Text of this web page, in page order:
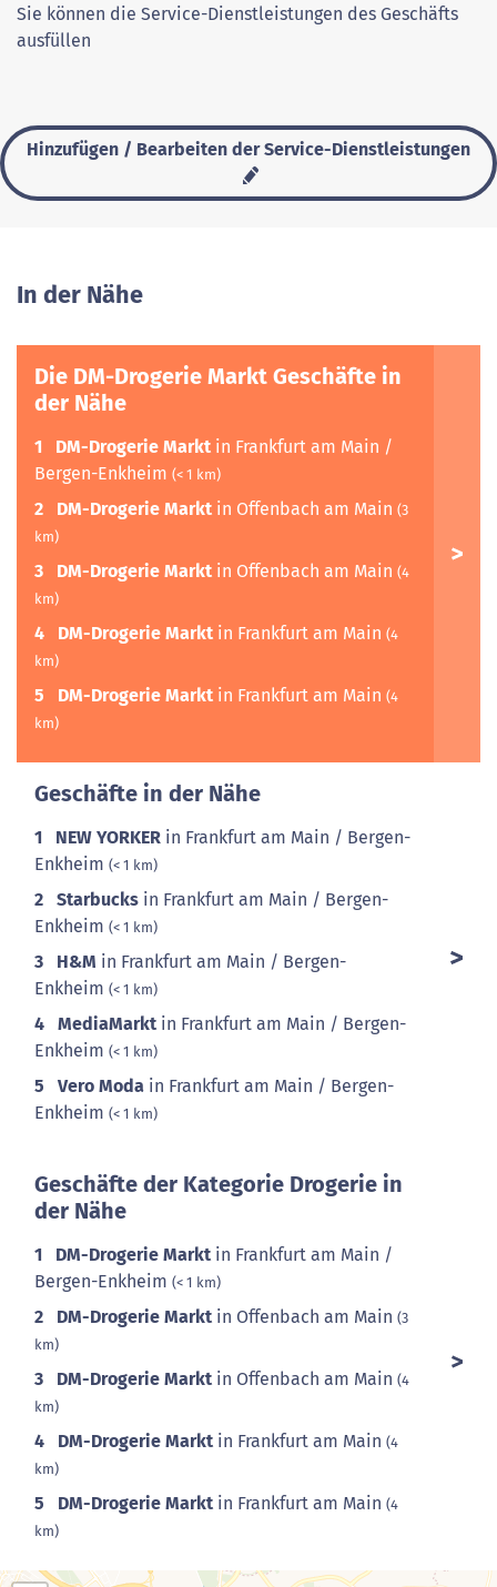
Sie können die Service-Dienstleistungen des Geschäfts
ausfüllen
Hinzufügen / Bearbeiten der Service-Dienstleistungen
In der Nähe
Die DM-Drogerie Markt Geschäfte in
der Nähe
1 DM-Drogerie Markt in Frankfurt am Main /
Bergen-Enkheim (< 1 km)
2 DM-Drogerie Markt in Offenbach am Main (3
km)
3 DM-Drogerie Markt in Offenbach am Main (4
km)
4 DM-Drogerie Markt in Frankfurt am Main (4
km)
5 DM-Drogerie Markt in Frankfurt am Main (4
km)
Geschäfte in der Nähe
1 NEW YORKER in Frankfurt am Main / Bergen-
Enkheim (< 1 km)
2 Starbucks in Frankfurt am Main / Bergen-
Enkheim (< 1 km)
3 H&M in Frankfurt am Main / Bergen-
Enkheim (< 1 km)
4 MediaMarkt in Frankfurt am Main / Bergen-
Enkheim (< 1 km)
5 Vero Moda in Frankfurt am Main / Bergen-
Enkheim (< 1 km)
Geschäfte der Kategorie Drogerie in
der Nähe
1 DM-Drogerie Markt in Frankfurt am Main /
Bergen-Enkheim (< 1 km)
2 DM-Drogerie Markt in Offenbach am Main (3
km)
3 DM-Drogerie Markt in Offenbach am Main (4
km)
4 DM-Drogerie Markt in Frankfurt am Main (4
km)
5 DM-Drogerie Markt in Frankfurt am Main (4
km)